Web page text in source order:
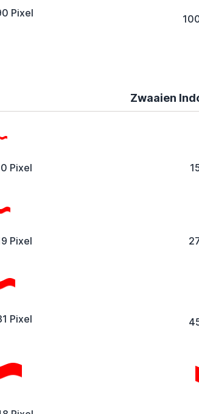
Pixel
Zwaaien
Pixel
Pixel
Pixel